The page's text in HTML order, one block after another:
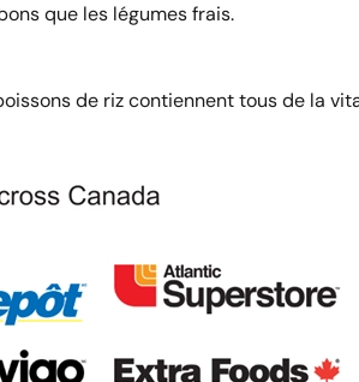
que les légumes frais.
de riz contiennent tous de la